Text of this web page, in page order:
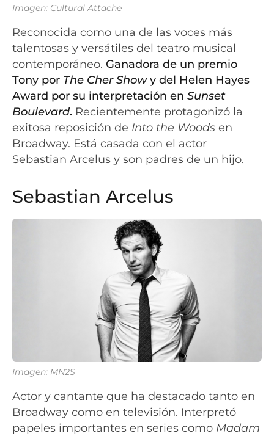
Imagen: Cultural Attache
Reconocida como una de las voces más
talentosas y versátiles del teatro musical
contemporáneo. Ganadora de un premio
Tony por The Cher Showy del Helen Hayes
Award por su interpretación en Sunset
Boulevard. Recientemente protagonizó la
exitosa reposición de Into the Woods en
Broadway. Está casada con el actor
Sebastian Arcelus y son padres de un hijo.
Sebastian Arcelus
Imagen: MN2S
Actor y cantante que ha destacado tanto en
Broadway como en televisión. Interpretó
papeles importantes en series como Madam